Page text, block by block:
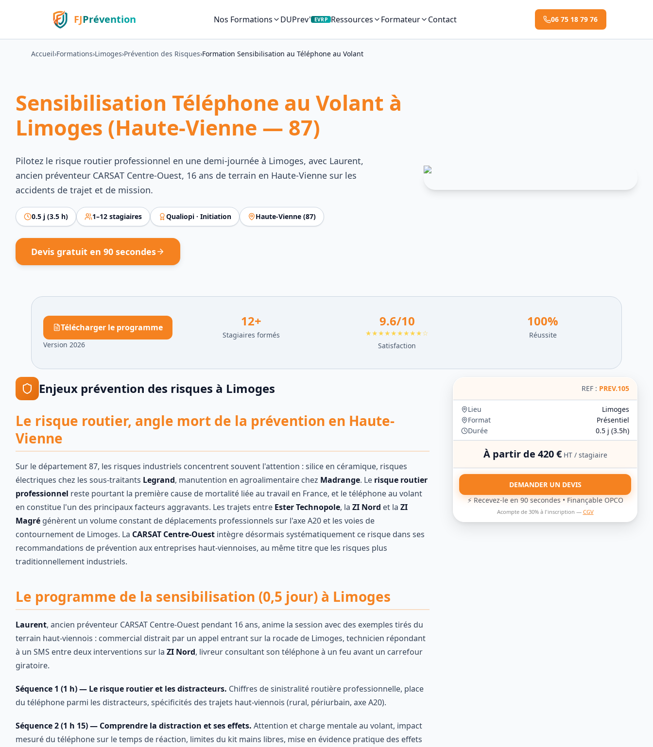
FJPrévention Nos Formations DUPrev' EVRP Ressources Formateur Contact 06 75 18 79 76
Accueil›Formations›Limoges›Prévention des Risques›Formation Sensibilisation au Téléphone au Volant
Sensibilisation Téléphone au Volant à
Limoges (Haute-Vienne — 87)
Pilotez le risque routier professionnel en une demi-journée à Limoges, avec Laurent,
ancien préventeur CARSAT Centre-Ouest, 16 ans de terrain en Haute-Vienne sur les
accidents de trajet et de mission.
0.5 j (3.5 h) 1–12 stagiaires Qualiopi · Initiation Haute-Vienne (87)
Devis gratuit en 90 secondes
Télécharger le programme
Version 2026
12+
Stagiaires formés
9.6/10
★★★★★★★★★☆
Satisfaction
100%
Réussite
Enjeux prévention des risques à Limoges
Le risque routier, angle mort de la prévention en Haute-
Vienne
Sur le département 87, les risques industriels concentrent souvent l'attention : silice en céramique, risques
électriques chez les sous-traitants Legrand, manutention en agroalimentaire chez Madrange. Le risque routier
professionnel reste pourtant la première cause de mortalité liée au travail en France, et le téléphone au volant
en constitue l'un des principaux facteurs aggravants. Les trajets entre Ester Technopole, la ZI Nord et la ZI
Magré génèrent un volume constant de déplacements professionnels sur l'axe A20 et les voies de
contournement de Limoges. La CARSAT Centre-Ouest intègre désormais systématiquement ce risque dans ses
recommandations de prévention aux entreprises haut-viennoises, au même titre que les risques plus
traditionnellement industriels.
Le programme de la sensibilisation (0,5 jour) à Limoges
Laurent, ancien préventeur CARSAT Centre-Ouest pendant 16 ans, anime la session avec des exemples tirés du
terrain haut-viennois : commercial distrait par un appel entrant sur la rocade de Limoges, technicien répondant
à un SMS entre deux interventions sur la ZI Nord, livreur consultant son téléphone à un feu avant un carrefour
giratoire.
Séquence 1 (1 h) — Le risque routier et les distracteurs. Chiffres de sinistralité routière professionnelle, place
du téléphone parmi les distracteurs, spécificités des trajets haut-viennois (rural, périurbain, axe A20).
Séquence 2 (1 h 15) — Comprendre la distraction et ses effets. Attention et charge mentale au volant, impact
mesuré du téléphone sur le temps de réaction, limites du kit mains libres, mise en évidence pratique des effets
REF : PREV.105
Lieu
Limoges
Format
Présentiel
Durée
0.5 j (3.5h)
À partir de 420€ HT / stagiaire
DEMANDER UN DEVIS
⚡ Recevez-le en 90 secondes • Finançable OPCO
Acompte de 30% à l'inscription — CGV